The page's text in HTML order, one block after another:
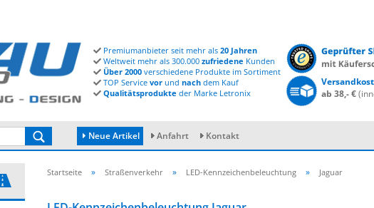
Premiumanbieter seit mehr als 20 Jahren
Weltweit mehr als 300.000 zufriedene Kunden
Über 2000 verschiedene Produkte im Sortiment
TOP Service vor und nach dem Kauf
Qualitätsprodukte der Marke Letronix
ab 38,- €
Neue Artikel Anfahrt Kontakt
Startseite » Straßenverkehr » LED-Kennzeichenbeleuchtung » Jaguar